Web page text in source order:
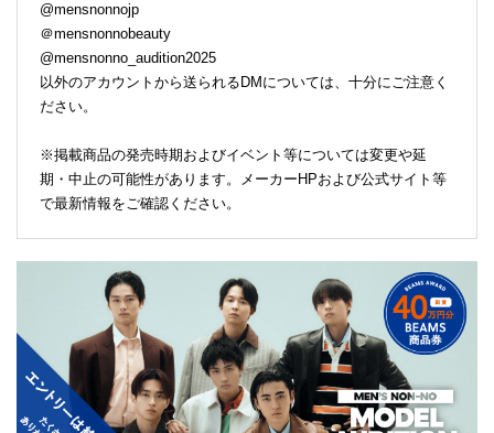
@mensnonnojp
＠mensnonnobeauty
@mensnonno_audition2025
以外のアカウントから送られるDMについては、十分にご注意く
ださい。
※掲載商品の発売時期およびイベント等については変更や延
期・中止の可能性があります。メーカーHPおよび公式サイト等
で最新情報をご確認ください。